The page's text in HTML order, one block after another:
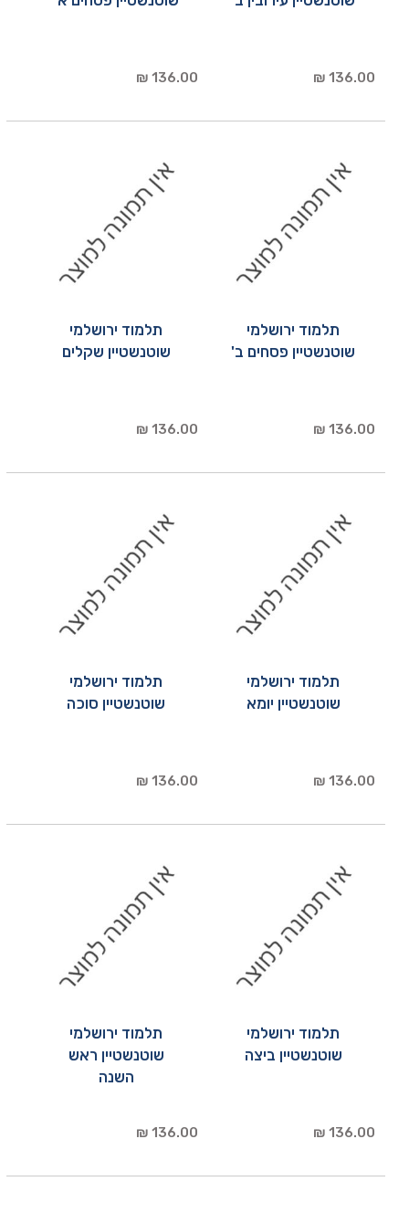
136.00 ₪
136.00 ₪
תלמוד ירושלמי
שוטנשטיין פסחים ב'
136.00 ₪
תלמוד ירושלמי
שוטנשטיין שקלים
136.00 ₪
תלמוד ירושלמי
שוטנשטיין יומא
136.00 ₪
תלמוד ירושלמי
שוטנשטיין סוכה
136.00 ₪
תלמוד ירושלמי
שוטנשטיין ביצה
136.00 ₪
תלמוד ירושלמי
שוטנשטיין ראש
השנה
136.00 ₪